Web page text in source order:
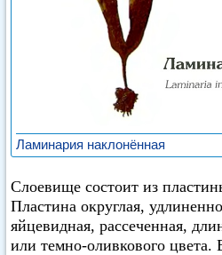
Ламинария наклонённая
Слоевище состоит из
Пластина округлая,
яйцевидная, рассеченная,
или темно-оливкового цвета.